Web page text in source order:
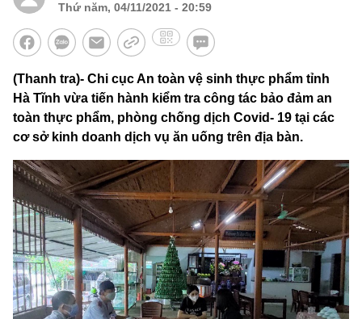
Thứ năm, 04/11/2021 - 20:59
(Thanh tra)- Chi cục An toàn vệ sinh thực phẩm tỉnh
Hà Tĩnh vừa tiến hành kiểm tra công tác bảo đảm an
toàn thực phẩm, phòng chống dịch Covid- 19 tại các
cơ sở kinh doanh dịch vụ ăn uống trên địa bàn.